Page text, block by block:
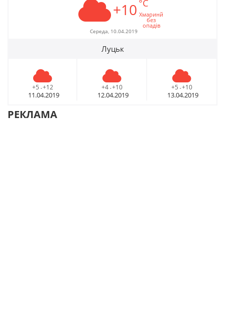
+10 °C
Хмаринй
без
опадів
Середа, 10.04.2019
Луцьк
+5 - +12
11.04.2019
+4 - +10
12.04.2019
+5 - +10
13.04.2019
РЕКЛАМА